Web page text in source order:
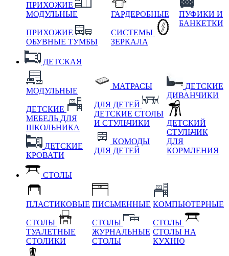
ПРИХОЖИЕ
МОДУЛЬНЫЕ
ПРИХОЖИЕ
ОБУВНЫЕ ТУМБЫ
ГАРДЕРОБНЫЕ
СИСТЕМЫ
ЗЕРКАЛА
ПУФИКИ И
БАНКЕТКИ
ДЕТСКАЯ
МОДУЛЬНЫЕ
ДЕТСКИЕ
МЕБЕЛЬ ДЛЯ
ШКОЛЬНИКА
ДЕТСКИЕ
КРОВАТИ
МАТРАСЫ
ДЛЯ ДЕТЕЙ
ДЕТСКИЕ СТОЛЫ
И СТУЛЬЧИКИ
КОМОДЫ
ДЛЯ ДЕТЕЙ
ДЕТСКИЕ
ДИВАНЧИКИ
ДЕТСКИЙ
СТУЛЬЧИК
ДЛЯ
КОРМЛЕНИЯ
СТОЛЫ
ПЛАСТИКОВЫЕ
СТОЛЫ
ТУАЛЕТНЫЕ
СТОЛИКИ
ПИСЬМЕННЫЕ
СТОЛЫ
ЖУРНАЛЬНЫЕ
СТОЛЫ
КОМПЬЮТЕРНЫЕ
СТОЛЫ
СТОЛЫ НА
КУХНЮ